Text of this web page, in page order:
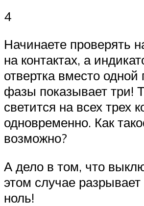
4
Начинаете проверять
на контактах, а
отвертка вместо
фазы показывает три!
светится на всех трех
одновременно. Как
возможно?
А дело в том, что
этом случае
ноль!